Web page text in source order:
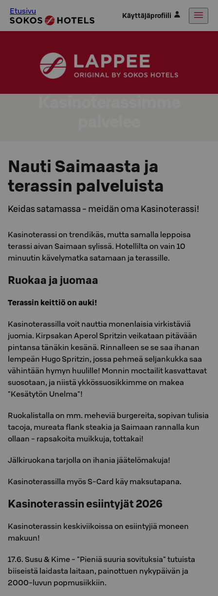
Etusivu Käyttäjäprofiili
Nauti Saimaasta ja
terassin palveluista
Keidas satamassa - meidän oma Kasinoterassi!
Kasinoterassi on trendikäs, mutta samalla leppoisa
terassi aivan Saimaan sylissä. Hotellilta on vain 10
minuutin kävelymatka satamaan ja terassille.
Ruokaa ja juomaa
Terassin keittiö on auki!
Kasinoterassilla voit nauttia monenlaisia virkistäviä
juomia. Kirpsakan Aperol Spritzin veikataan pitävään
pintansa tänäkin kesänä. Rinnalleen se se saa ihanan
lempeän Hugo Spritzin, jossa pehmeä seljankukka saa
vähintään hymyn huulille! Monnin moctailit kasvattavat
suosotaan, ja niistä ykkössuosikkimme on makea
"Kesätytön Unelma"!
Ruokalistalla on mm. meheviä burgereita, sopivan tulisia
tacoja, mureata flank steakia ja Saimaan rannalla kun
ollaan - rapsakoita muikkuja, tottakai!
Jälkiruokana tarjolla on ihania jäätelömakuja!
Kasinoterassilla myös S-Card käy maksutapana.
Kasinoterassin esiintyjät 2026
Kasinoterassin keskiviikoissa on esiintyjiä moneen
makuun!
17.6. Susu & Kime - "Pieniä suuria sovituksia" tutuista
biiseistä laidasta laitaan, painottuen nykypäivän ja
2000-luvun popmusiikkiin.